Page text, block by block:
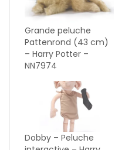
Grande peluche
Pattenrond (43 cm)
– Harry Potter –
NN7974
Dobby – Peluche